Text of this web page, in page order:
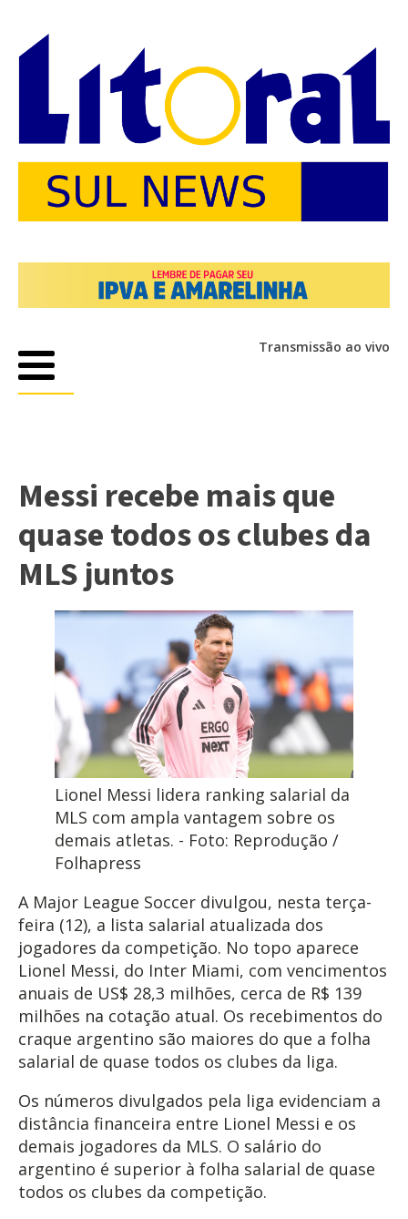
Transmissão ao vivo
Messi recebe mais que
quase todos os clubes da
MLS juntos
Lionel Messi lidera ranking salarial da
MLS com ampla vantagem sobre os
demais atletas. - Foto: Reprodução /
Folhapress
A Major League Soccer divulgou, nesta terça-
feira (12), a lista salarial atualizada dos
jogadores da competição. No topo aparece
Lionel Messi, do Inter Miami, com vencimentos
anuais de US$ 28,3 milhões, cerca de R$ 139
milhões na cotação atual. Os recebimentos do
craque argentino são maiores do que a folha
salarial de quase todos os clubes da liga.
Os números divulgados pela liga evidenciam a
distância financeira entre Lionel Messi e os
demais jogadores da MLS. O salário do
argentino é superior à folha salarial de quase
todos os clubes da competição.